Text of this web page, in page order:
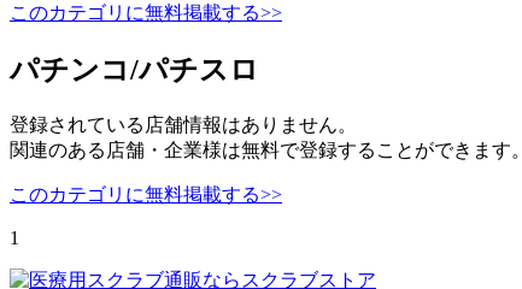
このカテゴリに無料掲載する>>
パチンコ/パチスロ
登録されている店舗情報はありません。
関連のある店舗・企業様は無料で登録することができます。
このカテゴリに無料掲載する>>
1